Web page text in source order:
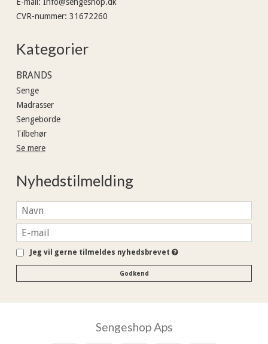
CVR-nummer: 31672260
Kategorier
BRANDS
Senge
Madrasser
Sengeborde
Tilbehør
Se mere
Nyhedstilmelding
Jeg vil gerne tilmeldes nyhedsbrevet
Godkend
Sengeshop Aps